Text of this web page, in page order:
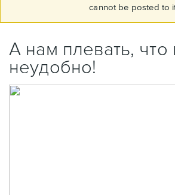
cannot be posted to
А нам плевать, что
неудобно!